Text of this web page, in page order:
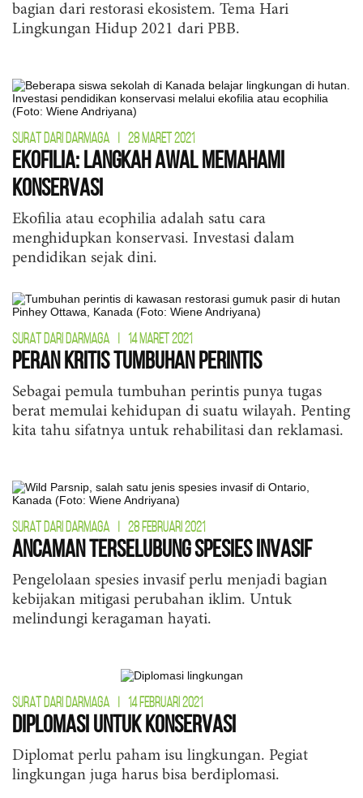
bagian dari restorasi ekosistem. Tema Hari
Lingkungan Hidup 2021 dari PBB.
SURAT DARI DARMAGA 28 MARET 2021
Ekofilia: Langkah Awal Memahami
Konservasi
Ekofilia atau ecophilia adalah satu cara
menghidupkan konservasi. Investasi dalam
pendidikan sejak dini.
SURAT DARI DARMAGA 14 MARET 2021
Peran Kritis Tumbuhan Perintis
Sebagai pemula tumbuhan perintis punya tugas
berat memulai kehidupan di suatu wilayah. Penting
kita tahu sifatnya untuk rehabilitasi dan reklamasi.
SURAT DARI DARMAGA 28 FEBRUARI 2021
Ancaman Terselubung Spesies Invasif
Pengelolaan spesies invasif perlu menjadi bagian
kebijakan mitigasi perubahan iklim. Untuk
melindungi keragaman hayati.
SURAT DARI DARMAGA 14 FEBRUARI 2021
Diplomasi untuk Konservasi
Diplomat perlu paham isu lingkungan. Pegiat
lingkungan juga harus bisa berdiplomasi.